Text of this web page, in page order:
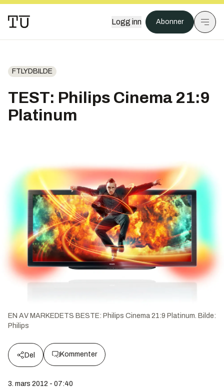
Logg inn Abonner
FTLYDBILDE
TEST: Philips Cinema 21:9
Platinum
EN AV MARKEDETS BESTE: Philips Cinema 21:9 Platinum. Bilde:
Philips
Del Kommenter
3. mars 2012 - 07:40